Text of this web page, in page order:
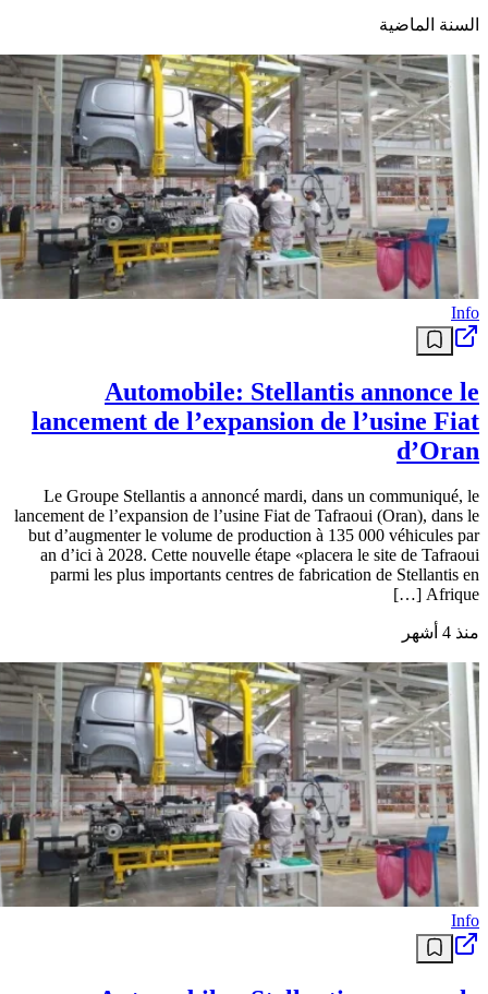
السنة الماضية
Info
Automobile: Stellantis annonce le
lancement de l’expansion de l’usine Fiat
d’Oran
Le Groupe Stellantis a annoncé mardi, dans un communiqué, le
lancement de l’expansion de l’usine Fiat de Tafraoui (Oran), dans le
but d’augmenter le volume de production à 135 000 véhicules par
an d’ici à 2028. Cette nouvelle étape «placera le site de Tafraoui
parmi les plus importants centres de fabrication de Stellantis en
Afrique […]
منذ 4 أشهر
Info